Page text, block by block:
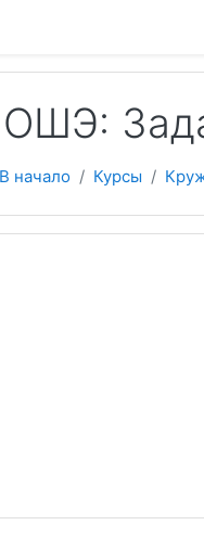
ОШЭ:
В начало Курсы